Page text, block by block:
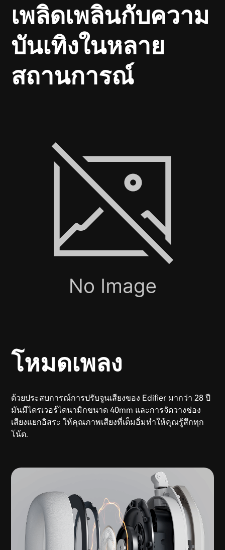
เพลิดเพลินกับความ
บันเทิงในหลาย
สถานการณ์
โหมดเพลง
ด้วยประสบการณ์การปรับจูนเสียงของ Edifier มากว่า 28 ปี
มันมีไดรเวอร์ไดนามิกขนาด 40mm และการจัดวางช่อง
เสียงแยกอิสระ ให้คุณภาพเสียงที่เต็มอิ่มทำให้คุณรู้สึกทุก
โน้ต.